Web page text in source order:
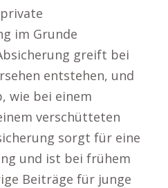
im Grunde
greift bei
entstehen, und
wie bei einem
verschütteten
sorgt für eine
und ist bei frühem
Beiträge für junge